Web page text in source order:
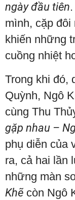
ngày đầu tiên
mình, cặp đôi
khiến những
cuồng nhiệt
Trong khi đó,
Quỳnh, Ngô
cùng Thu
gặp nhau –
phụ diễn của
ra, cả hai lần
những màn
Khẽ còn Ngô